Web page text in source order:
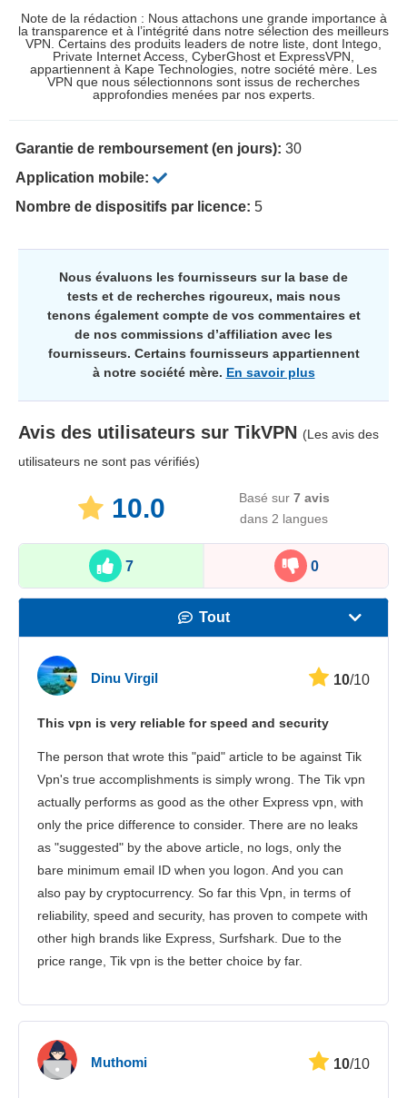
Note de la rédaction : Nous attachons une grande importance à
la transparence et à l’intégrité dans notre sélection des meilleurs
VPN. Certains des produits leaders de notre liste, dont Intego,
Private Internet Access, CyberGhost et ExpressVPN,
appartiennent à Kape Technologies, notre société mère. Les
VPN que nous sélectionnons sont issus de recherches
approfondies menées par nos experts.
Garantie de remboursement (en jours): 30
Application mobile:
Nombre de dispositifs par licence: 5
Nous évaluons les fournisseurs sur la base de
tests et de recherches rigoureux, mais nous
tenons également compte de vos commentaires et
de nos commissions d’affiliation avec les
fournisseurs. Certains fournisseurs appartiennent
à notre société mère. En savoir plus
Avis des utilisateurs sur TikVPN (Les avis des
utilisateurs ne sont pas vérifiés)
10.0 Basé sur 7avis
dans 2 langues
7 0
Tout
Sécurité
Іervice client
Dinu Virgil 10/10
This vpn is very reliable for speed and security
The person that wrote this "paid" article to be against Tik
Vpn's true accomplishments is simply wrong. The Tik vpn
actually performs as good as the other Express vpn, with
only the price difference to consider. There are no leaks
as "suggested" by the above article, no logs, only the
bare minimum email ID when you logon. And you can
also pay by cryptocurrency. So far this Vpn, in terms of
reliability, speed and security, has proven to compete with
other high brands like Express, Surfshark. Due to the
price range, Tik vpn is the better choice by far.
Muthomi 10/10